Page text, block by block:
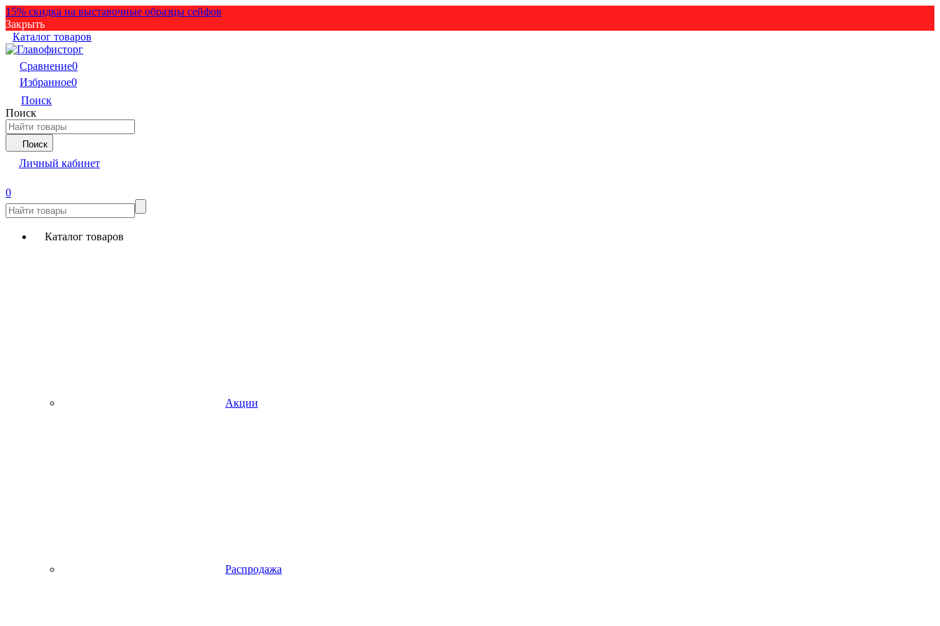
15% скидка на выставочные образцы сейфов
Закрыть
Каталог товаров
Сравнение0
Избранное0
Поиск
Поиск
Поиск
Личный кабинет
0
Каталог товаров
Акции
Распродажа